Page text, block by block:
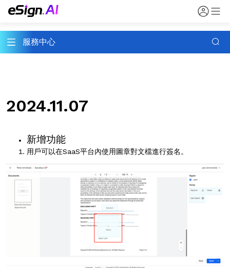
服務中心
2024.11.07
新增功能
用戶可以在SaaS平台內使用圖章對文檔進行簽名。